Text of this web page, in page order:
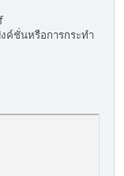
ค์ชั่นหรือการกระทำ